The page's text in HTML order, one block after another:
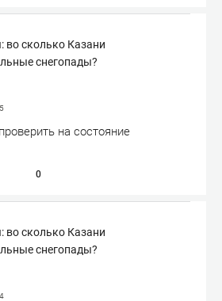
во сколько Казани
снегопады?
на состояние
0
во сколько Казани
снегопады?